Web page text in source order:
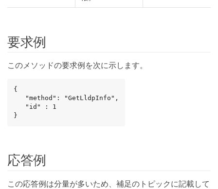
要求例
このメソッドの要求例を次に示します。
{
}
応答例
この応答例は分量が多いため、補足のトピックに記載して